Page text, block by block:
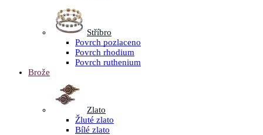
Stříbro
Povrch pozlaceno
Povrch rhodium
Povrch ruthenium
Brože
Zlato
Žluté zlato
Bílé zlato